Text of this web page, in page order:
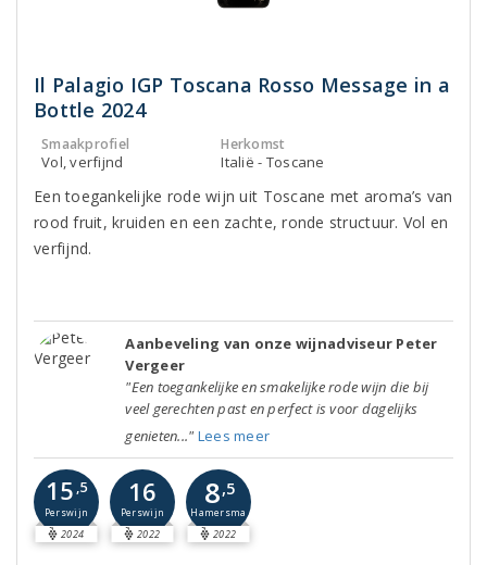
Il Palagio IGP Toscana Rosso Message in a
Bottle 2024
Smaakprofiel
Vol, verfijnd
Herkomst
Italië - Toscane
Een toegankelijke rode wijn uit Toscane met aroma’s van
rood fruit, kruiden en een zachte, ronde structuur. Vol en
verfijnd.
Aanbeveling van onze wijnadviseur Peter
Vergeer
"Een toegankelijke en smakelijke rode wijn die bij
veel gerechten past en perfect is voor dagelijks
genieten..." Lees meer
15 ,5
Perswijn
2024
16
Perswijn
2022
8,5
Hamersma
2022